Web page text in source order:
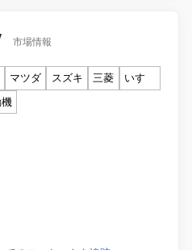
市場情報
マツダ スズキ 三菱
いすゞ